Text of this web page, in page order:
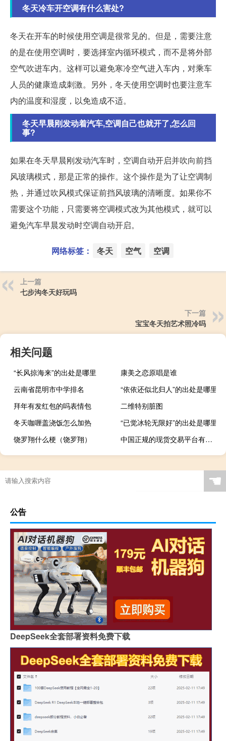
冬天冷车开空调有什么害处?
冬天在开车的时候使用空调是很常见的。但是，需要注意
的是在使用空调时，要选择室内循环模式，而不是将外部
空气吹进车内。这样可以避免寒冷空气进入车内，对乘车
人员的健康造成刺激。另外，冬天使用空调时也要注意车
内的温度和湿度，以免造成不适。
冬天早晨刚发动着汽车,空调自己也就开了,怎么回
事?
如果在冬天早晨刚发动汽车时，空调自动开启并吹向前挡
风玻璃模式，那是正常的操作。这个操作是为了让空调制
热，并通过吹风模式保证前挡风玻璃的清晰度。如果你不
需要这个功能，只需要将空调模式改为其他模式，就可以
避免汽车早晨发动时空调自动开启。
网络标签： 冬天 空气 空调
上一篇
七步沟冬天好玩吗
下一篇
宝宝冬天拍艺术照冷吗
相关问题
“长风掠海来”的出处是哪里
康美之恋原唱是谁
云南省昆明市中学排名
“依依还似北归人”的出处是哪里
拜年有发红包的吗表情包
二维特别脏图
冬天咖喱盖浇饭怎么加热
“已觉冰轮无限好”的出处是哪里
饶罗翔什么梗（饶罗翔）
中国正规的现货交易平台有哪些
☚
公告
DeepSeek全套部署资料免费下载